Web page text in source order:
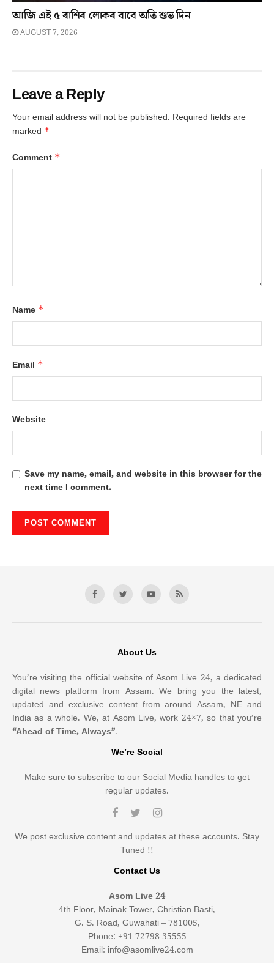
আজি এই ৫ ৰাশিৰ লোকৰ বাবে অতি শুভ দিন
AUGUST 7, 2026
Leave a Reply
Your email address will not be published. Required fields are
marked *
Comment *
Name *
Email *
Website
Save my name, email, and website in this browser for the
next time I comment.
About Us
You’re visiting the official website of Asom Live 24, a dedicated
digital news platform from Assam. We bring you the latest,
updated and exclusive content from around Assam, NE and
India as a whole. We, at Asom Live, work 24×7, so that you’re
“Ahead of Time, Always”.
We’re Social
Make sure to subscribe to our Social Media handles to get
regular updates.
We post exclusive content and updates at these accounts. Stay
Tuned !!
Contact Us
Asom Live 24
4th Floor, Mainak Tower, Christian Basti,
G. S. Road, Guwahati – 781005,
Phone: +91 72798 35555
Email: info@asomlive24.com